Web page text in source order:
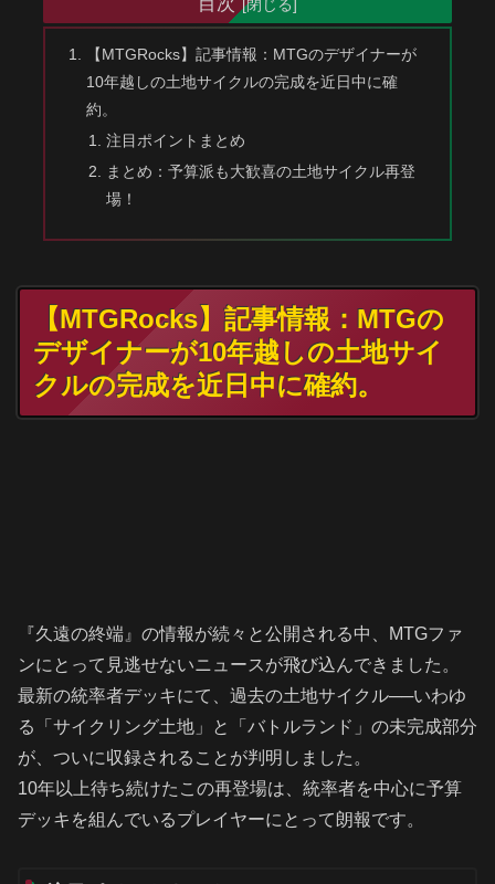
【MTGRocks】記事情報：MTGのデザイナーが
10年越しの土地サイクルの完成を近日中に確
約。
注目ポイントまとめ
まとめ：予算派も大歓喜の土地サイクル再登
場！
【MTGRocks】記事情報：MTGの
デザイナーが10年越しの土地サイ
クルの完成を近日中に確約。
『久遠の終端』の情報が続々と公開される中、MTGファ
ンにとって見逃せないニュースが飛び込んできました。
最新の統率者デッキにて、過去の土地サイクル──いわゆ
る「サイクリング土地」と「バトルランド」の未完成部分
が、ついに収録されることが判明しました。
10年以上待ち続けたこの再登場は、統率者を中心に予算
デッキを組んでいるプレイヤーにとって朗報です。